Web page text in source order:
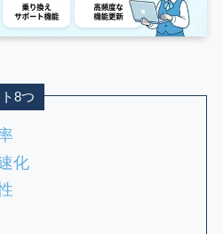
8つ
化